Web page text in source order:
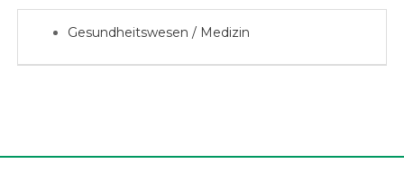
Sprache
FR
Gesundheitswesen / Medizin